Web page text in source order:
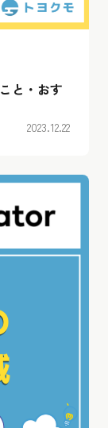
と・おす
2023.12.22